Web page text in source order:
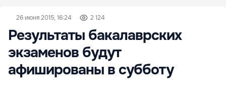
26 июня 2015, 16:24 2 124
Результаты бакалаврских
экзаменов будут
афишированы в субботу